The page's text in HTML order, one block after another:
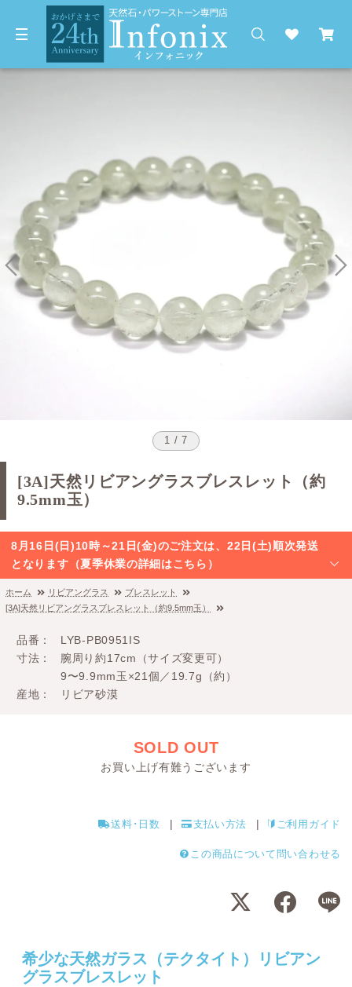
1 / 7
[3A]天然リビアングラスブレスレット（約
9.5mm玉）
8月16日(日)10時～21日(金)のご注文は、22日(土)順次発送
となります（夏季休業の詳細はこちら）
ホーム リビアングラス
ブレスレット
[3A]天然リビアングラスブレスレット（約9.5mm玉）
品番
LYB-PB0951IS
寸法
腕周り約17cm（サイズ変更可）
9〜9.9mm玉×21個／19.7g（約）
産地
リビア砂漠
SOLD OUT
お買い上げ有難うございます
送料･日数 支払い方法 ご利用ガイド
この商品について問い合わせる
希少な天然ガラス（テクタイト）リビアン
グラスブレスレット